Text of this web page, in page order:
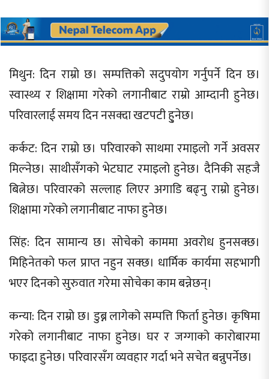
मिथुन: दिन राम्रो छ। सम्पत्तिको सदुपयोग गर्नुपर्ने दिन छ।
स्वास्थ्य र शिक्षामा गरेको लगानीबाट राम्रो आम्दानी हुनेछ।
परिवारलाई समय दिन नसक्दा खटपटी हु्नेछ।
कर्कट: दिन राम्रो छ। परिवारको साथमा रमाइलो गर्ने अवसर
मिल्नेछ। साथीसँगको भेटघाट रमाइलो हुनेछ। दैनिकी सहजै
बित्नेछ। परिवारको सल्लाह लिएर अगाडि बढ्नु राम्रो हुनेछ।
शिक्षामा गरेको लगानीबाट नाफा हुनेछ।
सिंह: दिन सामान्य छ। सोचेको काममा अवरोध हुनसक्छ।
मिहिनेतको फल प्राप्त नहुन सक्छ। धार्मिक कार्यमा सहभागी
भएर दिनको सुरुवात गरेमा सोचेका काम बन्नेछन्।
कन्या: दिन राम्रो छ। डुब्न लागेको सम्पत्ति फिर्ता हुनेछ। कृषिमा
गरेको लगानीबाट नाफा हुनेछ। घर र जग्गाको कारोबारमा
फाइदा हुनेछ। परिवारसँग व्यवहार गर्दा भने सचेत बन्नुपर्नेछ।